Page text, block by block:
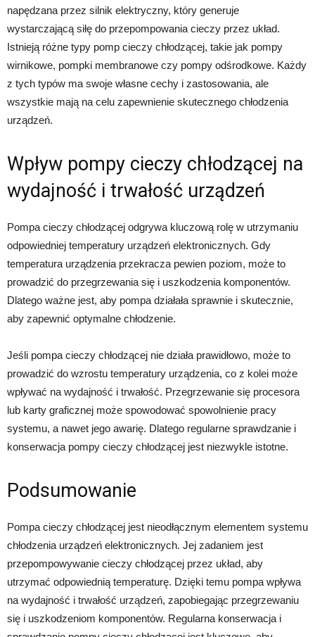
napędzana przez silnik elektryczny, który generuje
wystarczającą siłę do przepompowania cieczy przez układ.
Istnieją różne typy pomp cieczy chłodzącej, takie jak pompy
wirnikowe, pompki membranowe czy pompy odśrodkowe. Każdy
z tych typów ma swoje własne cechy i zastosowania, ale
wszystkie mają na celu zapewnienie skutecznego chłodzenia
urządzeń.
Wpływ pompy cieczy chłodzącej na
wydajność i trwałość urządzeń
Pompa cieczy chłodzącej odgrywa kluczową rolę w utrzymaniu
odpowiedniej temperatury urządzeń elektronicznych. Gdy
temperatura urządzenia przekracza pewien poziom, może to
prowadzić do przegrzewania się i uszkodzenia komponentów.
Dlatego ważne jest, aby pompa działała sprawnie i skutecznie,
aby zapewnić optymalne chłodzenie.
Jeśli pompa cieczy chłodzącej nie działa prawidłowo, może to
prowadzić do wzrostu temperatury urządzenia, co z kolei może
wpływać na wydajność i trwałość. Przegrzewanie się procesora
lub karty graficznej może spowodować spowolnienie pracy
systemu, a nawet jego awarię. Dlatego regularne sprawdzanie i
konserwacja pompy cieczy chłodzącej jest niezwykle istotne.
Podsumowanie
Pompa cieczy chłodzącej jest nieodłącznym elementem systemu
chłodzenia urządzeń elektronicznych. Jej zadaniem jest
przepompowywanie cieczy chłodzącej przez układ, aby
utrzymać odpowiednią temperaturę. Dzięki temu pompa wpływa
na wydajność i trwałość urządzeń, zapobiegając przegrzewaniu
się i uszkodzeniom komponentów. Regularna konserwacja i